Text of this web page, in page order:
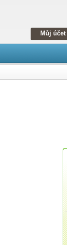
Můj účet